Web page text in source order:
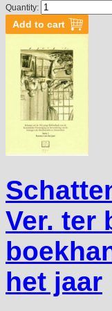
Quantity:
Ver. ter
het jaar